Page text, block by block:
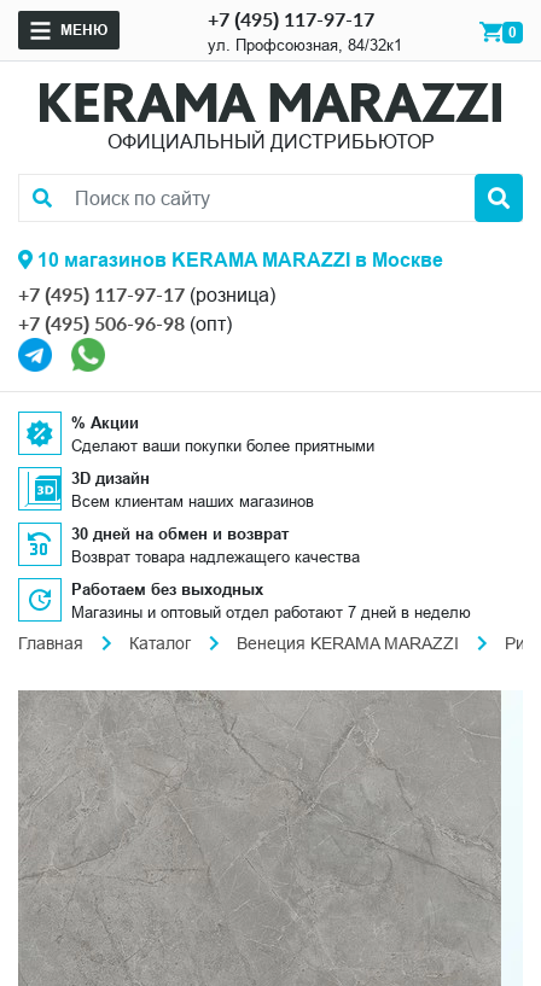
МЕНЮ +7 (495) 117-97-17
ул. Профсоюзная, 84/32к1
0
ОФИЦИАЛЬНЫЙ ДИСТРИБЬЮТОР
10 магазинов KERAMA MARAZZI в Москве
+7 (495) 117-97-17 (розница)
+7 (495) 506-96-98 (опт)
% Акции
Сделают ваши покупки более приятными
3D дизайн
Всем клиентам наших магазинов
30 дней на обмен и возврат
Возврат товара надлежащего качества
Работаем без выходных
Магазины и оптовый отдел работают 7 дней в неделю
Главная
Каталог Венеция KERAMA MARAZZI